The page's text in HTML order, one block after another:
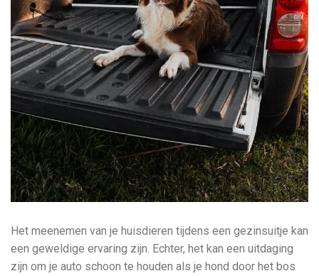
Het meenemen van je huisdieren tijdens een gezinsuitje kan
een geweldige ervaring zijn. Echter, het kan een uitdaging
zijn om je auto schoon te houden als je hond door het bos